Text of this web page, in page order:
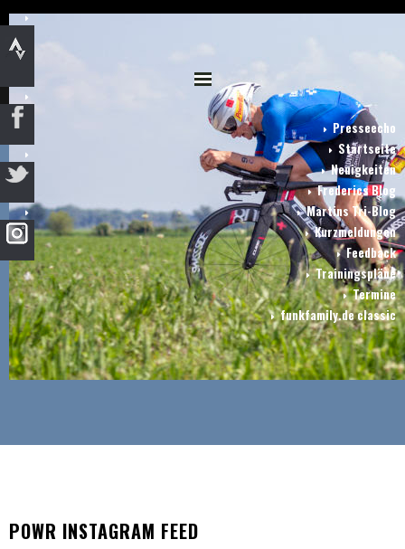
Presseecho
Startseite
Neuigkeiten
Frederics Blog
Martins Tri-Blog
Kurzmeldungen
Feedback
Trainingspläne
Termine
funkfamily.de classic
POWR INSTAGRAM FEED